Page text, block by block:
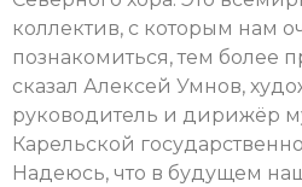
коллектив, с которым нам
познакомиться, тем более
сказал Алексей Умнов,
руководитель и дирижёр
Карельской
Надеюсь, что в будущем